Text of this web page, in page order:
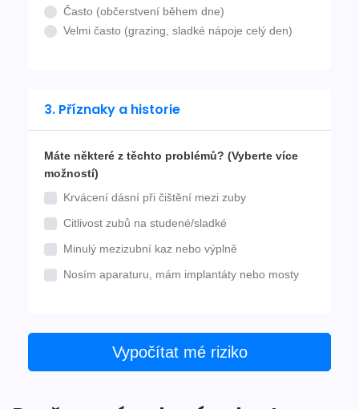
Často (občerstvení během dne)
Velmi často (grazing, sladké nápoje celý den)
3. Příznaky a historie
Máte některé z těchto problémů? (Vyberte více
možností)
Krvácení dásní při čištění mezi zuby
Citlivost zubů na studené/sladké
Minulý mezizubní kaz nebo výplně
Nosím aparaturu, mám implantáty nebo mosty
Vypočítat mé riziko